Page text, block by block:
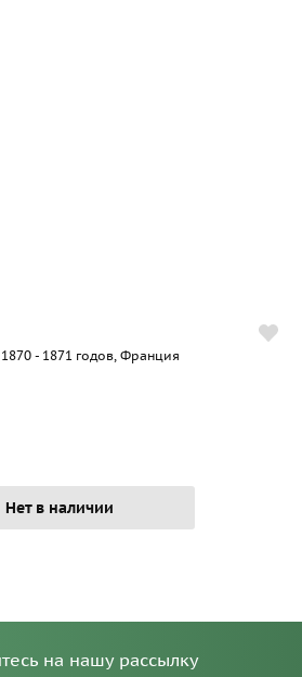
- 1871 годов, Франция
Нет в наличии
на нашу рассылку